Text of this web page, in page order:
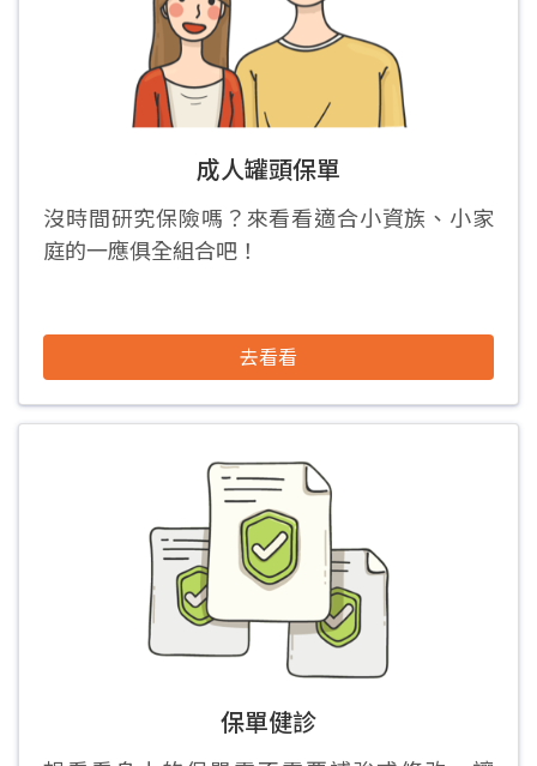
成人罐頭保單
沒時間研究保險嗎？來看看適合小資族、小家
庭的一應俱全組合吧！
去看看
保單健診